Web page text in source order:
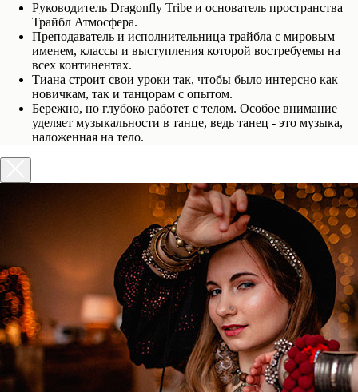
Руководитель Dragonfly Tribe и основатель пространства
Трайбл Атмосфера.
Преподаватель и исполнительница трайбла с мировым
именем, классы и выступления которой востребуемы на
всех континентах.
Тиана строит свои уроки так, чтобы было интерсно как
новичкам, так и танцорам с опытом.
Бережно, но глубоко работет с телом. Особое внимание
уделяет музыкальности в танце, ведь танец - это музыка,
наложенная на тело.